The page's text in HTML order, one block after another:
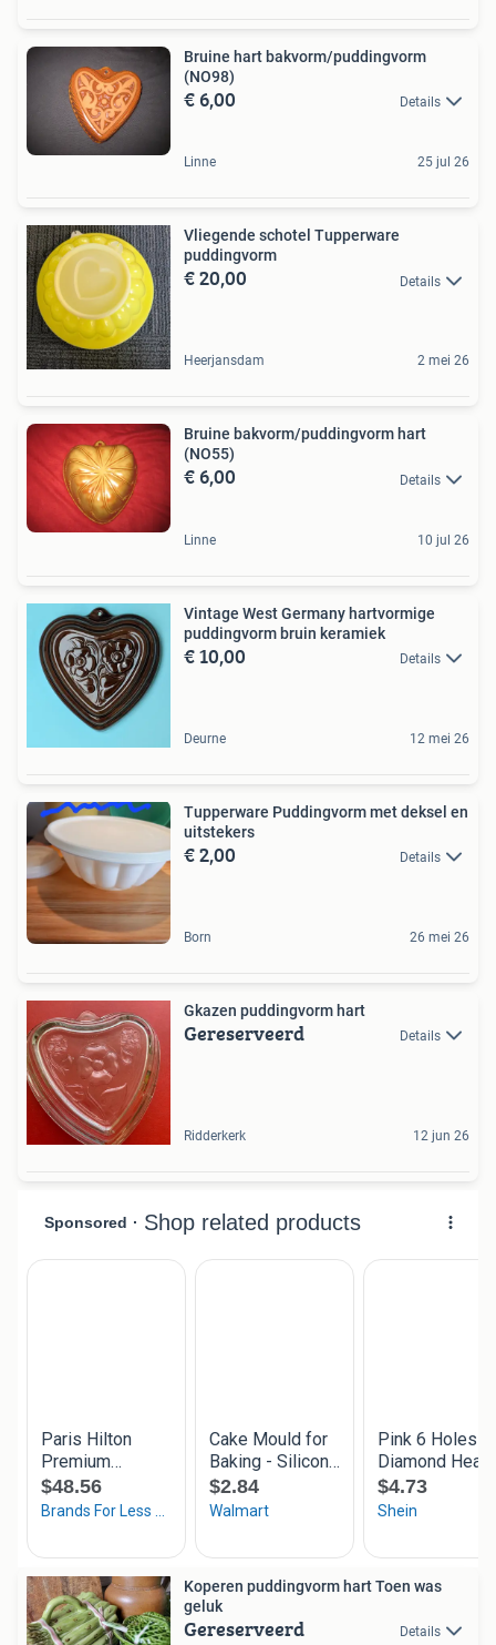
Bruine hart bakvorm/puddingvorm
(NO98)
€ 6,00 Details
Linne 25 jul 26
Vliegende schotel Tupperware
puddingvorm
€ 20,00 Details
Heerjansdam 2 mei 26
Bruine bakvorm/puddingvorm hart
(NO55)
€ 6,00 Details
Linne 10 jul 26
Vintage West Germany hartvormige
puddingvorm bruin keramiek
€ 10,00 Details
Deurne 12 mei 26
Tupperware Puddingvorm met deksel en
uitstekers
€ 2,00 Details
Born 26 mei 26
Gkazen puddingvorm hart
Gereserveerd Details
Ridderkerk 12 jun 26
Koperen puddingvorm hart Toen was
geluk
Gereserveerd Details